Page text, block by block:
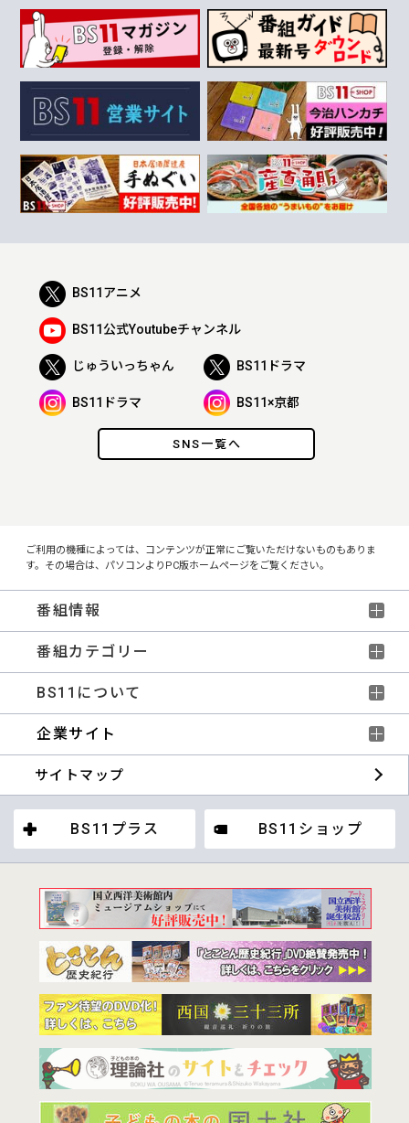
SNS一覧へ
BS11アニメ
BS11公式Youtubeチャンネル
じゅういっちゃん BS11ドラマ
BS11ドラマ BS11×京都
ご利用の機種によっては、コンテンツが正常にご覧いただけないものもありま
す。その場合は、パソコンよりPC版ホームページをご覧ください。
番組情報
番組カテゴリー
BS11について
企業サイト
サイトマップ
BS11プラス BS11ショップ